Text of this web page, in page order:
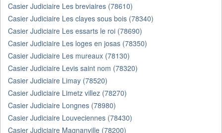
Casier Judiciaire Les breviaires (78610)
Casier Judiciaire Les clayes sous bois (78340)
Casier Judiciaire Les essarts le roi (78690)
Casier Judiciaire Les loges en josas (78350)
Casier Judiciaire Les mureaux (78130)
Casier Judiciaire Levis saint nom (78320)
Casier Judiciaire Limay (78520)
Casier Judiciaire Limetz villez (78270)
Casier Judiciaire Longnes (78980)
Casier Judiciaire Louveciennes (78430)
Casier Judiciaire Magnanville (78200)